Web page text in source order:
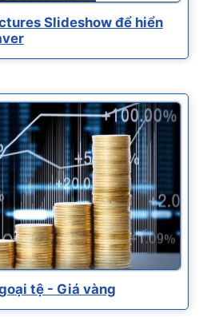
Slideshow để hiển
tệ - Giá vàng